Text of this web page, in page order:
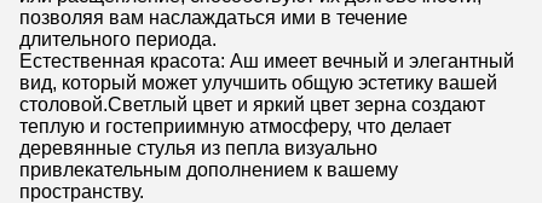
позволяя вам наслаждаться ими в течение
длительного периода.
Естественная красота: Аш имеет вечный и элегантный
вид, который может улучшить общую эстетику вашей
столовой.Светлый цвет и яркий цвет зерна создают
теплую и гостеприимную атмосферу, что делает
деревянные стулья из пепла визуально
привлекательным дополнением к вашему
пространству.